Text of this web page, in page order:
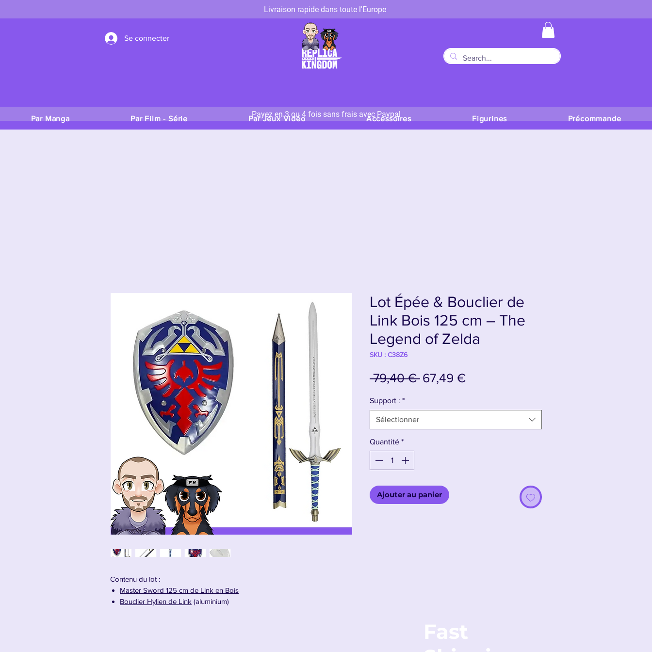
Livraison rapide dans toute l'Europe
Se connecter
Payez en 3 ou 4 fois sans frais avec Paypal
Par Manga Par Film - Série Par Jeux Vidéo Accessoires Figurines Précommande
Contenu du lot :
Master Sword 125 cm de Link en Bois
Bouclier Hylien de Link (aluminium)
Lot Épée & Bouclier de
Link Bois 125 cm – The
Legend of Zelda
SKU : C38Z6
79,40 € Prix
67,49 €Prix
Support : *
Sélectionner
Quantité *
Ajouter au panier
Fast